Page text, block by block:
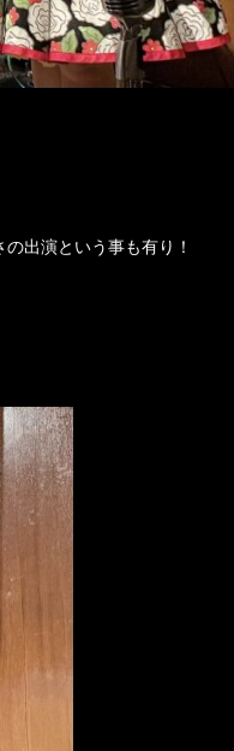
出演という事も有り！